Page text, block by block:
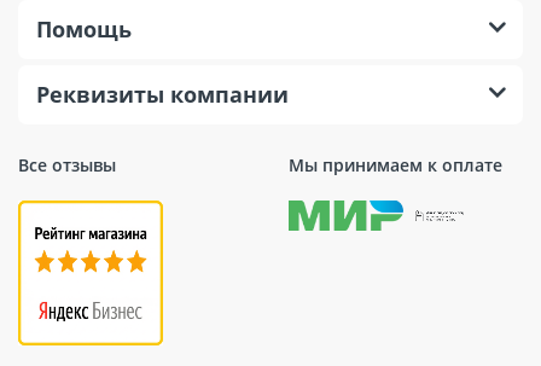
Все отзывы Мы принимаем к оплате
Помощь
Реквизиты компании